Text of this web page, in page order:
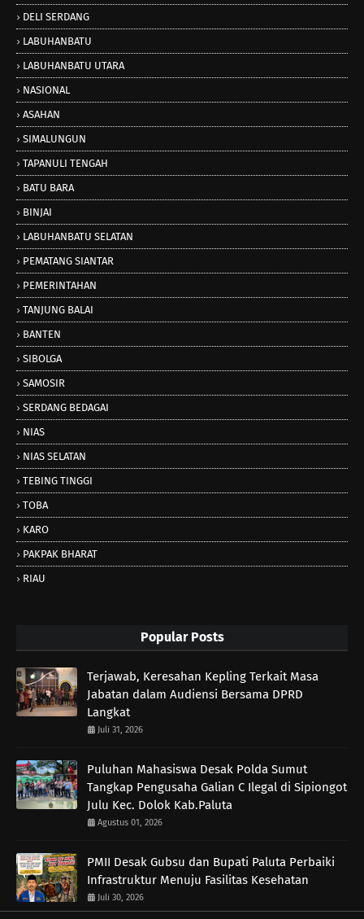
DELI SERDANG
LABUHANBATU
LABUHANBATU UTARA
NASIONAL
ASAHAN
SIMALUNGUN
TAPANULI TENGAH
BATU BARA
BINJAI
LABUHANBATU SELATAN
PEMATANG SIANTAR
PEMERINTAHAN
TANJUNG BALAI
BANTEN
SIBOLGA
SAMOSIR
SERDANG BEDAGAI
NIAS
NIAS SELATAN
TEBING TINGGI
TOBA
KARO
PAKPAK BHARAT
RIAU
Popular Posts
Terjawab, Keresahan Kepling Terkait Masa
Jabatan dalam Audiensi Bersama DPRD
Langkat
Juli 31, 2026
Puluhan Mahasiswa Desak Polda Sumut
Tangkap Pengusaha Galian C Ilegal di Sipiongot
Julu Kec. Dolok Kab.Paluta
Agustus 01, 2026
PMII Desak Gubsu dan Bupati Paluta Perbaiki
Infrastruktur Menuju Fasilitas Kesehatan
Juli 30, 2026